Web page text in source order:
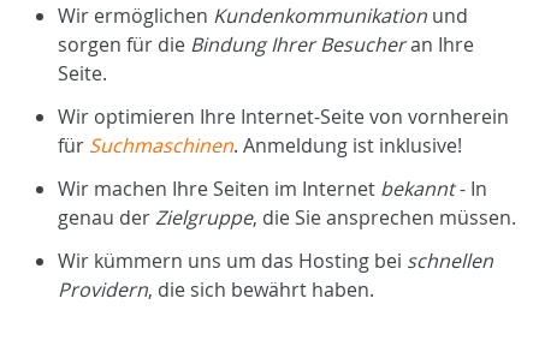
Wir ermöglichen Kundenkommunikation und
sorgen für die Bindung Ihrer Besucheran Ihre
Seite.
Wir optimieren Ihre Internet-Seite von vornherein
für Suchmaschinen. Anmeldung ist inklusive!
Wir machen Ihre Seiten im Internet bekannt- In
genau derZielgruppe, die Sie ansprechen müssen.
Wir kümmern uns um das Hosting bei schnellen
Providern, die sich bewährt haben.